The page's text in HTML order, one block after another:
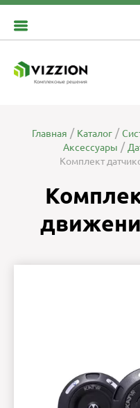
Комплексные решения
Главная Каталог
Аксессуары
Комплект